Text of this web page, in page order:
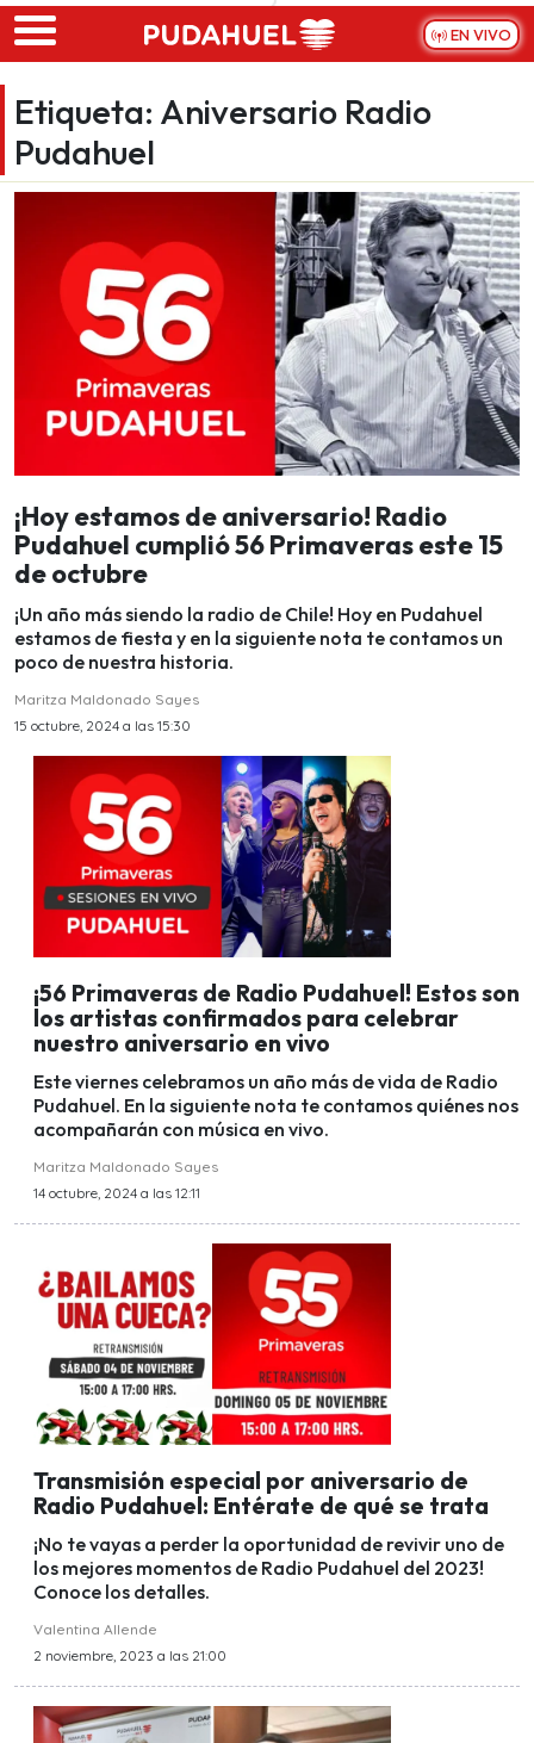
Skip to main content
EN VIVO
Etiqueta: Aniversario Radio
Pudahuel
¡Hoy estamos de aniversario! Radio
Pudahuel cumplió 56 Primaveras este 15
de octubre
¡Un año más siendo la radio de Chile! Hoy en Pudahuel
estamos de fiesta y en la siguiente nota te contamos un
poco de nuestra historia.
Maritza Maldonado Sayes
15 octubre, 2024 a las 15:30
¡56 Primaveras de Radio Pudahuel! Estos son
los artistas confirmados para celebrar
nuestro aniversario en vivo
Este viernes celebramos un año más de vida de Radio
Pudahuel. En la siguiente nota te contamos quiénes nos
acompañarán con música en vivo.
Maritza Maldonado Sayes
14 octubre, 2024 a las 12:11
Transmisión especial por aniversario de
Radio Pudahuel: Entérate de qué se trata
¡No te vayas a perder la oportunidad de revivir uno de
los mejores momentos de Radio Pudahuel del 2023!
Conoce los detalles.
Valentina Allende
2 noviembre, 2023 a las 21:00